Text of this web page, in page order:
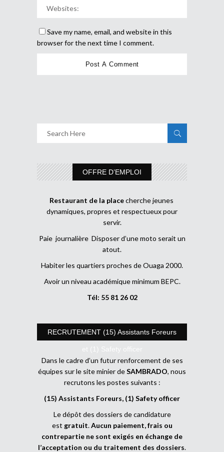
Save my name, email, and website in this
browser for the next time I comment.
OFFRE D’EMPLOI
Restaurant de la placecherche jeunes
dynamiques, propres et respectueux pour
servir.
Paie journalière Disposer d’une moto serait un
atout.
Habiter les quartiers proches de Ouaga 2000.
Avoir un niveau académique minimum BEPC.
Tél: 55 81 26 02
RECRUTEMENT (15) Assistants Foreurs
et (1) Safety officer
Dans le cadre d’un futur renforcement de ses
équipes sur le site minier deSAMBRADO, nous
recrutons les postes suivants :
(15) Assistants Foreurs, (1) Safety officer
Le dépôt des dossiers de candidature
est gratuit.Aucun paiement, frais ou
contrepartie ne sont exigés en échange de
l’acceptation ou du traitement des dossiers.